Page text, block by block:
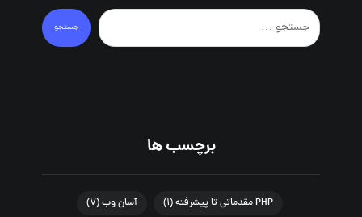
جستجو
برچسب ها
PHP مقدماتی تا پیشرفته (۱) آسان وب(۷)